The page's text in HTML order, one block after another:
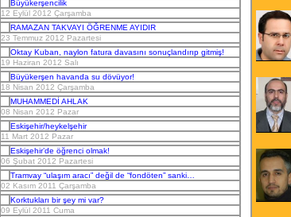
Büyükerşencilik
12 Eylül 2012 Çarşamba
RAMAZAN TAKVAYI ÖĞRENME AYIDIR
23 Temmuz 2012 Pazartesi
Oktay Kuban, naylon fatura davasını sonuçlandırıp gitmiş!
19 Haziran 2012 Salı
Büyükerşen havanda su dövüyor!
18 Nisan 2012 Çarşamba
MUHAMMEDİ AHLAK
08 Nisan 2012 Pazar
Eskişehir/heykelşehir
11 Mart 2012 Pazar
Eskişehir’de öğrenci olmak!
06 Şubat 2012 Pazartesi
Tramvay “ulaşım aracı” değil de “fondöten” sanki…
02 Kasım 2011 Çarşamba
Korktukları bir şey mi var?
09 Eylül 2011 Cuma